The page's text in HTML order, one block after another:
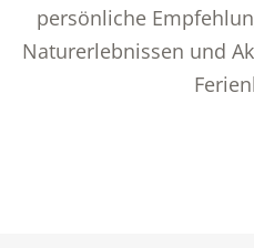
persönliche
Naturerlebnissen und